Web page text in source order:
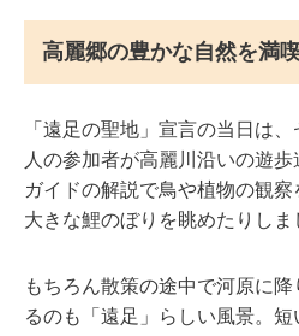
高麗郷の豊かな自然を満
「遠足の聖地」宣言の当日は
人の参加者が高麗川沿いの遊
ガイドの解説で鳥や植物の観
大きな鯉のぼりを眺めたりしま
もちろん散策の途中で河原に
るのも「遠足」らしい風景。